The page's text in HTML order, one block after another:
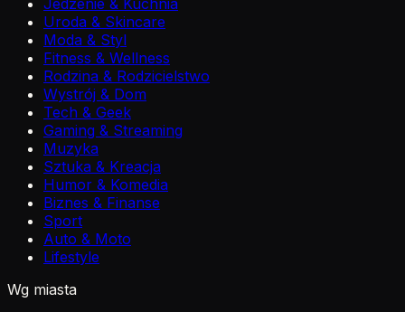
Jedzenie & Kuchnia
Uroda & Skincare
Moda & Styl
Fitness & Wellness
Rodzina & Rodzicielstwo
Wystrój & Dom
Tech & Geek
Gaming & Streaming
Muzyka
Sztuka & Kreacja
Humor & Komedia
Biznes & Finanse
Sport
Auto & Moto
Lifestyle
Wg miasta